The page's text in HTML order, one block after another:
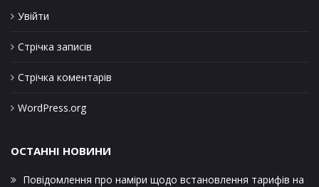
Увійти
Стрічка записів
Стрічка коментарів
WordPress.org
ОСТАННІ НОВИНИ
Повідомлення про наміри щодо встановлення тарифів на